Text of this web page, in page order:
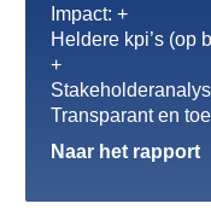
Impact: +
Heldere kpi’s (op
+
Transparant en
Naar het rapport